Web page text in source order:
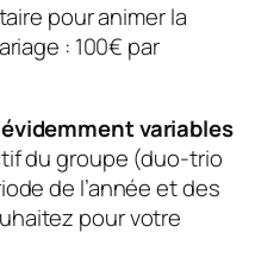
pour animer la
: 100€ par
variables
du groupe (duo-trio
de l’année et des
pour votre